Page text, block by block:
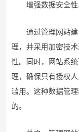
增强数据安全性
通过管理网站建
理，并采用加密技
性。同时，网站系
理，确保只有授权
滥用。这种数据管
的。